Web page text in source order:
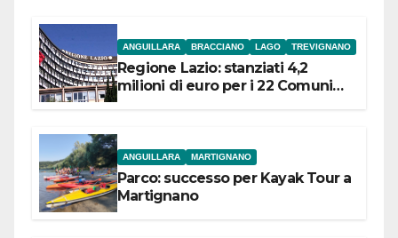
ANGUILLARA BRACCIANO LAGO TREVIGNANO
Regione Lazio: stanziati 4,2
milioni di euro per i 22 Comuni
ANGUILLARA MARTIGNANO
Parco: successo per Kayak Tour a
Martignano